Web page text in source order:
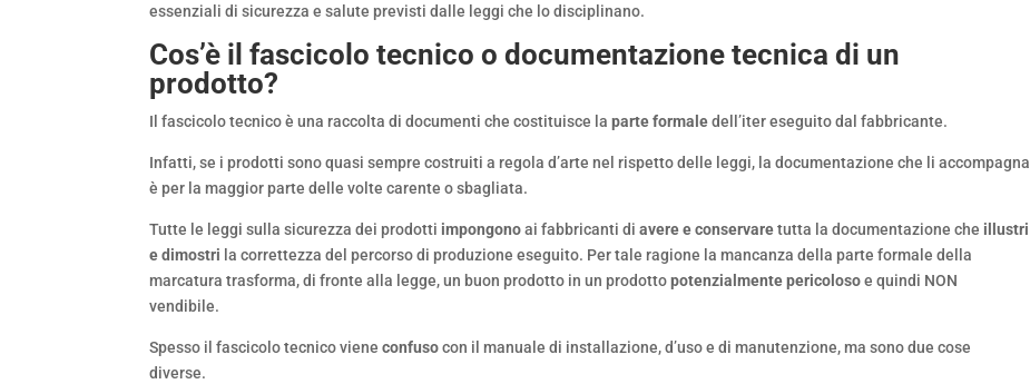
essenziali di sicurezza e salute previsti dalle leggi che lo disciplinano.
Cos’è il fascicolo tecnico o documentazione tecnica di un
prodotto?
Il fascicolo tecnico è una raccolta di documenti che costituisce laparte formaledell’iter eseguito dal fabbricante.
Infatti, se i prodotti sono quasi sempre costruiti a regola d’arte nel rispetto delle leggi, la documentazione che li accompagna
è per la maggior parte delle volte carente o sbagliata.
Tutte le leggi sulla sicurezza dei prodotti impongonoai fabbricanti diavere e conservaretutta la documentazione che illustri
e dimostri la correttezza del percorso di produzione eseguito. Per tale ragione la mancanza della parte formale della
marcatura trasforma, di fronte alla legge, un buon prodotto in un prodottopotenzialmente pericolosoe quindi NON
vendibile.
Spesso il fascicolo tecnico vieneconfusocon il manuale di installazione, d’uso e di manutenzione, ma sono due cose
diverse.